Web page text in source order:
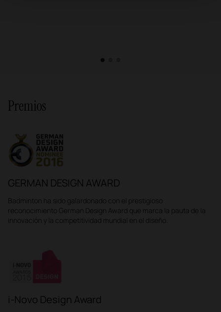
1
Premios
GERMAN DESIGN AWARD
Badminton ha sido galardonado con el prestigioso
reconocimiento German Design Award que marca la pauta de la
innovación y la competitividad mundial en el diseño.
i-Novo Design Award